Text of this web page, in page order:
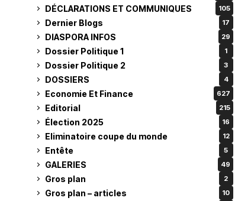
DÉCLARATIONS ET COMMUNIQUES 105
Dernier Blogs 17
DIASPORA INFOS 29
Dossier Politique 1 1
Dossier Politique 2 3
DOSSIERS 4
Economie Et Finance 627
Editorial 215
Élection 2025 16
Eliminatoire coupe du monde 12
Entête 5
GALERIES 49
Gros plan 2
Gros plan – articles 10